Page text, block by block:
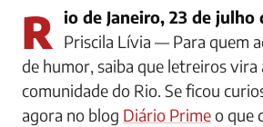
Rio de Janeiro, 23 de julho
Priscila Lívia — Para quem
de humor, saiba que letreiros vira
comunidade do Rio. Se ficou
agora no blog Diário Primeo que